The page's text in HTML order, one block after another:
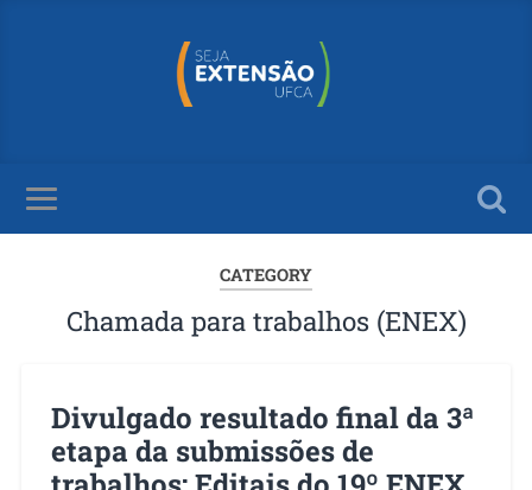
CATEGORY
Chamada para trabalhos (ENEX)
Divulgado resultado final da 3ª
etapa da submissões de